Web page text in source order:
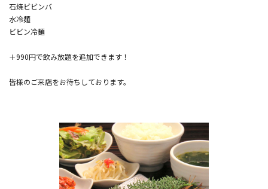
石焼ビビンバ
水冷麺
ビビン冷麺
＋990円で飲み放題を追加できます！
皆様のご来店をお待ちしております。